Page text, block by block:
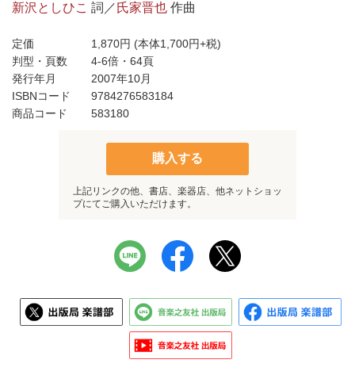
新沢としひこ 詞／ 氏家晋也 作曲
定価 1,870円 (本体1,700円+税)
判型・頁数
4-6倍・64頁
発行年月
2007年10月
ISBNコード
9784276583184
商品コード
583180
購入する
上記リンクの他、書店、楽器店、他ネットショッ
プにてご購入いただけます。